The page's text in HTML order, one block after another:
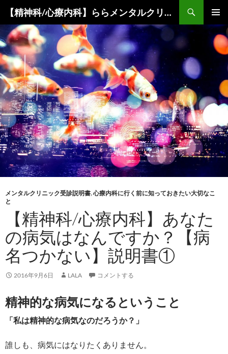
テ
ン
ツ
へ
ス
キ
ッ
プ
【精神科/心療内科】ららメンタルクリニック
メインメ
ニュー
メンタルクリニック受診説明書,心療内科に行く前に知っておきたい大切なこ
と
【精神科/心療内科】あなた
の病気はなんですか？【病
名つかない】説明書①
2016年9月6日 LALA コメントする
精神的な病気になるということ
「私は精神的な病気なのだろうか？」
誰しも、病気にはなりたくありません。